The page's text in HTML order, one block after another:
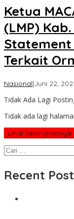
Ketua
(LMP)
Statement
Terkait
Nasional|Juni 22,
Tidak Ada Lagi
Tidak ada lagi
Lihat Selengkapnya
Cari
untuk:
Recent Post